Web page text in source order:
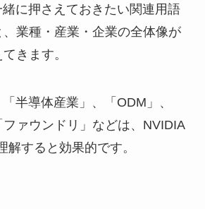
に押さえておきたい関連用語
業種・産業・企業の全体像が
きます。
半導体産業」、「ODM」、
ファウンドリ」などは、NVIDIA
解すると効果的です。